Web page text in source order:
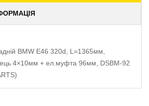
BMW E46 320d, L=1365мм,
4×10мм + ел.муфта 96мм, DSBM-92